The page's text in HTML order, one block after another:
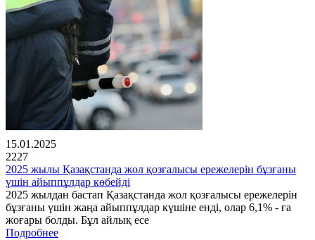
15.01.2025
2227
2025 жылы Қазақстанда жол қозғалысы ережелерін бұзғаны
үшін айыппұлдар көбейді
2025 жылдан бастап Қазақстанда жол қозғалысы ережелерін
бұзғаны үшін жаңа айыппұлдар күшіне енді, олар 6,1% - ға
жоғары болды. Бұл айлық есе
Подробнее